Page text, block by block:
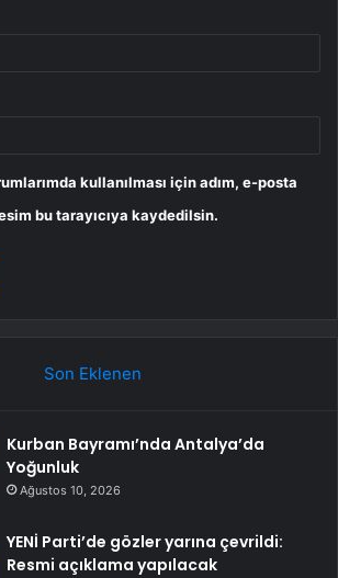
kullanılması için adım, e-posta
bu tarayıcıya kaydedilsin.
Son Eklenen
Kurban Bayramı’nda Antalya’da
Yoğunluk
Ağustos 10, 2026
YENİ Parti’de gözler yarına çevrildi:
Resmi açıklama yapılacak